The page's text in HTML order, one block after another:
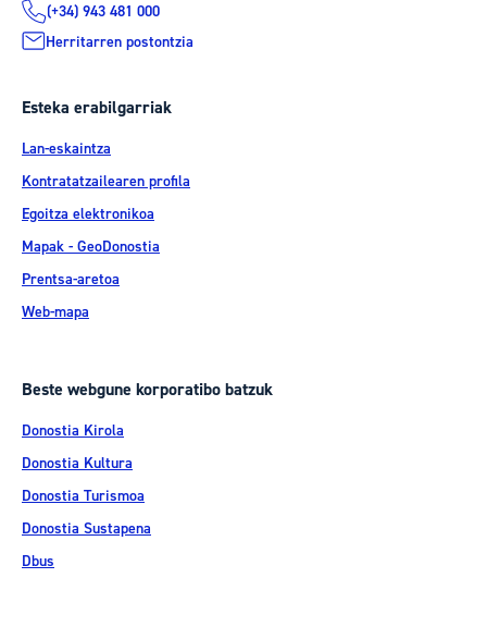
(+34) 943 481 000
Herritarren postontzia
Esteka erabilgarriak
Lan-eskaintza
Kontratatzailearen profila
Egoitza elektronikoa
Mapak - GeoDonostia
Prentsa-aretoa
Web-mapa
Beste webgune korporatibo batzuk
Donostia Kirola
Donostia Kultura
Donostia Turismoa
Donostia Sustapena
Dbus